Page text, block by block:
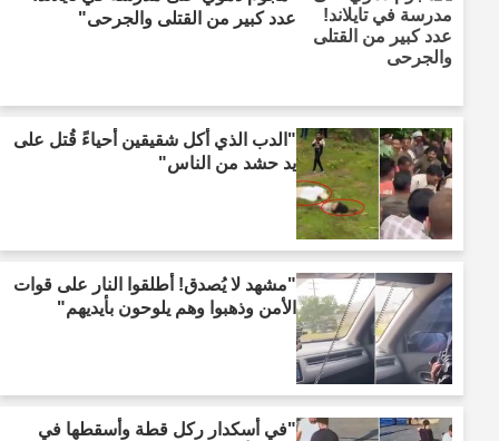
عدد كبير من القتلى والجرحى"
"الدب الذي أكل شقيقين أحياءً قُتل على
يد حشد من الناس"
"مشهد لا يُصدق! أطلقوا النار على قوات
الأمن وذهبوا وهم يلوحون بأيديهم"
"في أسكدار ركل قطة وأسقطها في